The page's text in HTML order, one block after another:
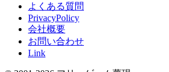
よくある質問
PrivacyPolicy
会社概要
お問い合わせ
Link